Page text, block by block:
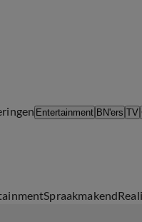
Entertainment BN'ers TV
Spraakmakend